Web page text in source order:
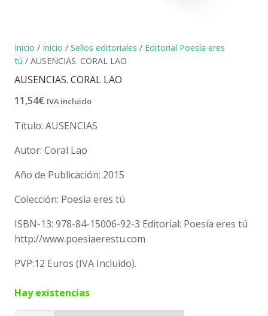
Inicio / Inicio / Sellos editoriales / Editorial Poesía eres
tú / AUSENCIAS. CORAL LAO
AUSENCIAS. CORAL LAO
11,54€ IVA incluido
Título: AUSENCIAS
Autor: Coral Lao
Año de Publicación: 2015
Colección: Poesía eres tú
ISBN-13: 978-84-15006-92-3 Editorial: Poesía eres tú
http://www.poesiaerestu.com
PVP:12 Euros (IVA Incluido).
Hay existencias